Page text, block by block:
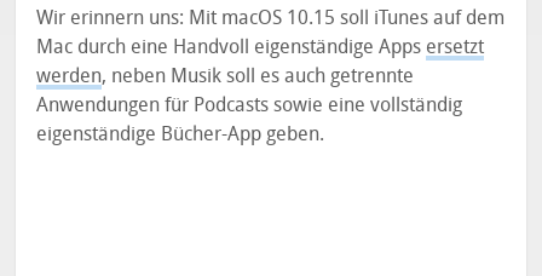
Wir erinnern uns: Mit macOS 10.15 soll iTunes auf dem
Mac durch eine Handvoll eigenständige Apps ersetzt
werden, neben Musik soll es auch getrennte
Anwendungen für Podcasts sowie eine vollständig
eigenständige Bücher-App geben.